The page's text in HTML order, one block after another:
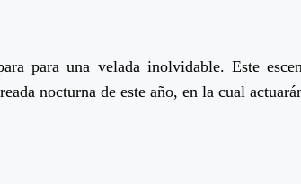
para una velada inolvidable. Este
nocturna de este año, en la cual